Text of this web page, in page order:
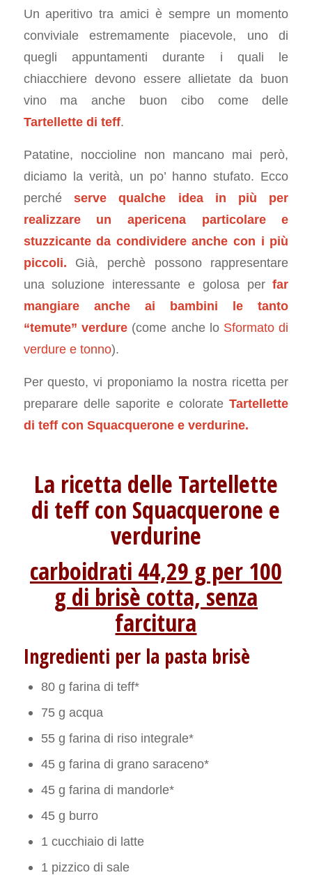
Un aperitivo tra amici è sempre un momento
conviviale estremamente piacevole, uno di
quegli appuntamenti durante i quali le
chiacchiere devono essere allietate da buon
vino ma anche buon cibo come delle
Tartellette di teff.
Patatine, noccioline non mancano mai però,
diciamo la verità, un po’ hanno stufato. Ecco
perché serve qualche idea in più per
realizzare un apericena particolare e
stuzzicante da condividere anche con i più
piccoli. Già, perchè possono rappresentare
una soluzione interessante e golosa perfar
mangiare anche ai bambini le tanto
“temute” verdure (come anche lo Sformato di
verdure e tonno).
Per questo, vi proponiamo la nostra ricetta per
preparare delle saporite e colorateTartellette
di teff con Squacquerone e verdurine.
La ricetta delle Tartellette
di teff con Squacquerone e
verdurine
carboidrati 44,29 g per 100
g di brisè cotta, senza
farcitura
Ingredienti per la pasta brisè
80 g farina di teff*
75 g acqua
55 g farina di riso integrale*
45 g farina di grano saraceno*
45 g farina di mandorle*
45 g burro
1 cucchiaio di latte
1 pizzico di sale